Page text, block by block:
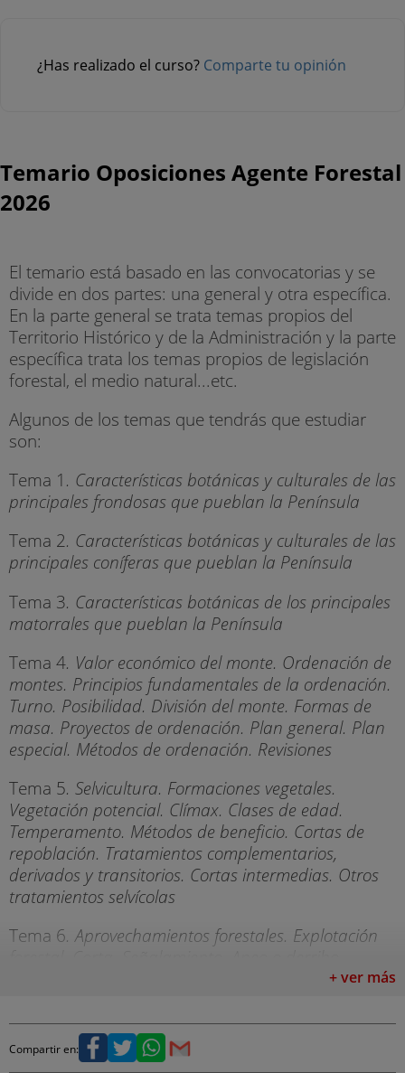
¿Has realizado el curso? Comparte tu opinión
Temario Oposiciones Agente Forestal
2026
El temario está basado en las convocatorias y se
divide en dos partes: una general y otra específica.
En la parte general se trata temas propios del
Territorio Histórico y de la Administración y la parte
específica trata los temas propios de legislación
forestal, el medio natural...etc.
Algunos de los temas que tendrás que estudiar
son:
Tema 1. Características botánicas y culturales de las
principales frondosas que pueblan la Península
Tema 2. Características botánicas y culturales de las
principales coníferas que pueblan la Península
Tema 3. Características botánicas de los principales
matorrales que pueblan la Península
Tema 4. Valor económico del monte. Ordenación de
montes. Principios fundamentales de la ordenación.
Turno. Posibilidad. División del monte. Formas de
masa. Proyectos de ordenación. Plan general. Plan
especial. Métodos de ordenación. Revisiones
Tema 5. Selvicultura. Formaciones vegetales.
Vegetación potencial. Clímax. Clases de edad.
Temperamento. Métodos de beneficio. Cortas de
repoblación. Tratamientos complementarios,
derivados y transitorios. Cortas intermedias. Otros
tratamientos selvícolas
Tema 6. Aprovechamientos forestales. Explotación
Descortezado y desramado. Tronzado o despiece.
Frutos. Plantas aromáticas y medicinales. Esparto.
Hongos
+ ver más
Compartir en: